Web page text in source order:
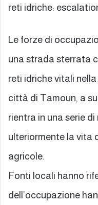
reti idriche:
Le forze di
una strada sterrata
reti idriche vitali
città di Tamoun, a
rientra in una serie
ulteriormente la vita
agricole.
Fonti locali hanno
dell’occupazione